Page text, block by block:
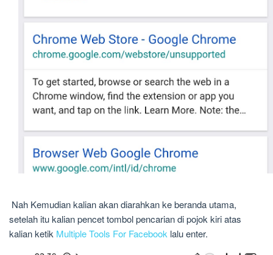
Nah Kemudian kalian akan diarahkan ke beranda utama,
setelah itu kalian pencet tombol pencarian di pojok kiri atas
kalian ketik Multiple Tools For Facebook lalu enter.